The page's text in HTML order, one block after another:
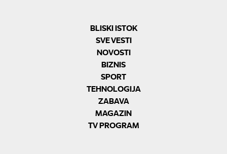
BLISKI ISTOK
SVE VESTI
NOVOSTI
BIZNIS
SPORT
TEHNOLOGIJA
ZABAVA
MAGAZIN
TV PROGRAM